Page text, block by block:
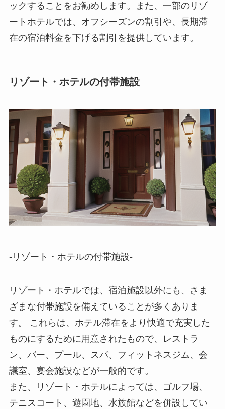
ックすることをお勧めします。また、一部のリゾ
ートホテルでは、オフシーズンの割引や、長期滞
在の宿泊料金を下げる割引を提供しています。
リゾート・ホテルの付帯施設
-リゾート・ホテルの付帯施設-
リゾート・ホテルでは、宿泊施設以外にも、さま
ざまな付帯施設を備えていることが多くありま
す。
これらは、ホテル滞在をより快適で充実した
ものにするために用意されたもので、レストラ
ン、バー、プール、スパ、フィットネスジム、会
議室、宴会施設などが一般的です。
また、
リゾート・ホテルによっては、ゴルフ場、
テニスコート、遊園地、水族館などを併設してい